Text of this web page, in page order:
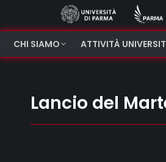
CHI SIAMO ATTIVITÀ
Lancio del